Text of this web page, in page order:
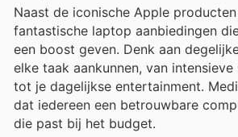
Naast de iconische Apple
fantastische laptop aanbiedingen
een boost geven. Denk aan
elke taak aankunnen, van
tot je dagelijkse entertainment.
dat iedereen een betrouwbare
die past bij het budget.